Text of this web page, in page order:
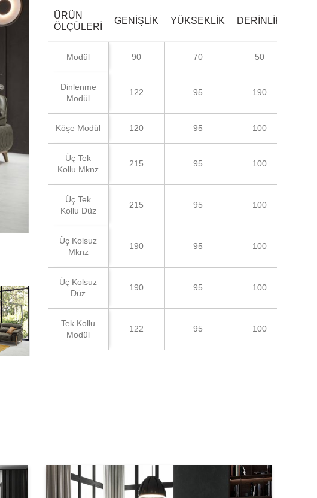
ÜRÜN
ÖLÇÜLERI
GENIŞLIK YÜKSEKLIK DERINLIK
Modül 90 70 50
Dinlenme
Modül
122 95 190
Köşe Modül 120 95 100
Üç Tek
Kollu Mknz
215 95 100
Üç Tek
Kollu Düz
215 95 100
Üç Kolsuz
Mknz
190 95 100
Üç Kolsuz
Düz
190 95 100
Tek Kollu
Modül
122 95 100